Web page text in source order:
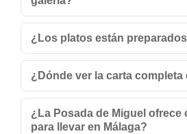
¿Los platos están
¿Dónde ver la carta completa
¿La Posada de Miguel ofrece
para llevar en Málaga?